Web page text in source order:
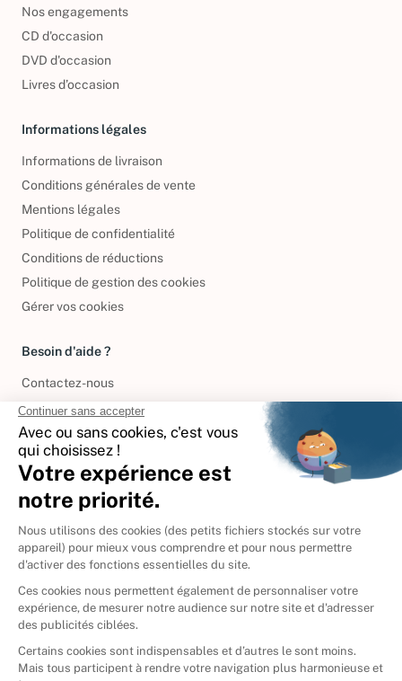
Nos engagements
CD d'occasion
DVD d'occasion
Livres d’occasion
Informations légales
Informations de livraison
Conditions générales de vente
Mentions légales
Politique de confidentialité
Conditions de réductions
Politique de gestion des cookies
Gérer vos cookies
Besoin d'aide ?
Contactez-nous
International
🇪🇸Espagne
🇮🇹Italie
Donner vos livres